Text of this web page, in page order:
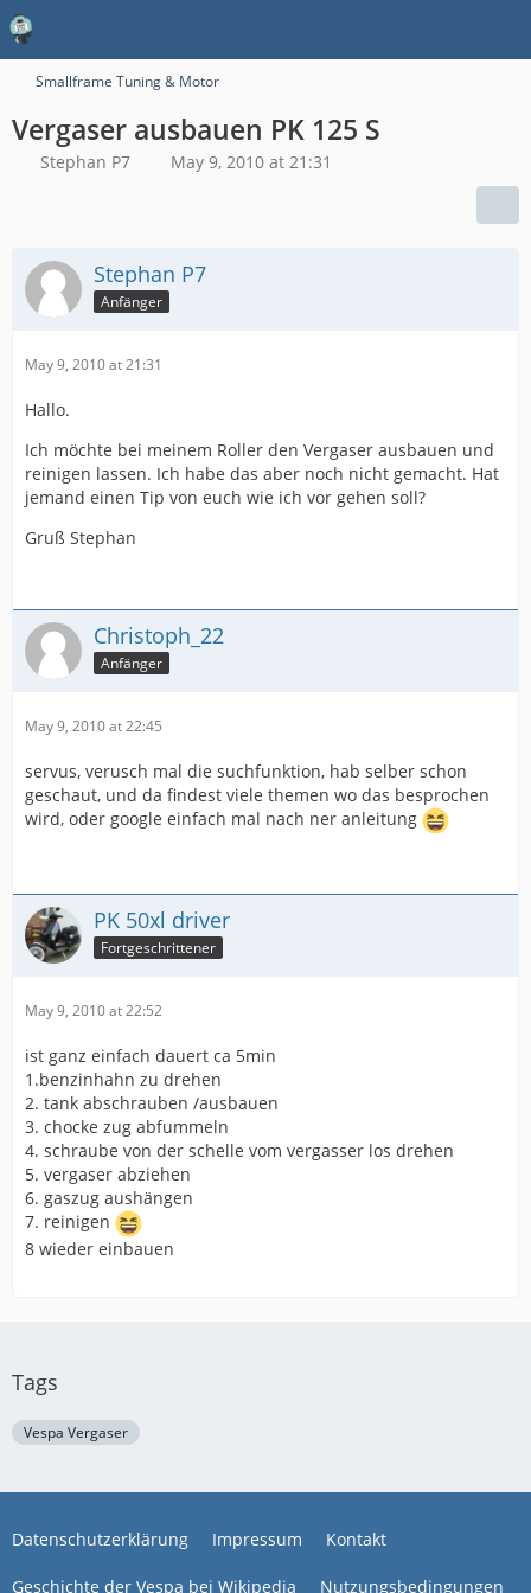
Smallframe Tuning & Motor
Vergaser ausbauen PK 125 S
Stephan P7 May 9, 2010 at 21:31
Stephan P7
Anfänger
May 9, 2010 at 21:31
Hallo.
Ich möchte bei meinem Roller den Vergaser ausbauen und
reinigen lassen. Ich habe das aber noch nicht gemacht. Hat
jemand einen Tip von euch wie ich vor gehen soll?
Gruß Stephan
Christoph_22
Anfänger
May 9, 2010 at 22:45
servus, verusch mal die suchfunktion, hab selber schon
geschaut, und da findest viele themen wo das besprochen
wird, oder google einfach mal nach ner anleitung
PK 50xl driver
Fortgeschrittener
May 9, 2010 at 22:52
ist ganz einfach dauert ca 5min
1.benzinhahn zu drehen
2. tank abschrauben /ausbauen
3. chocke zug abfummeln
4. schraube von der schelle vom vergasser los drehen
5. vergaser abziehen
6. gaszug aushängen
7. reinigen
8 wieder einbauen
Tags
Vespa Vergaser
Datenschutzerklärung Impressum Kontakt
Geschichte der Vespa bei Wikipedia Nutzungsbedingungen